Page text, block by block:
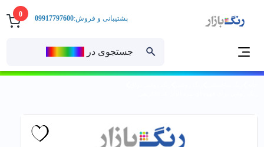
0
جستجوی در
پشتیبانی و فروش:09917797600